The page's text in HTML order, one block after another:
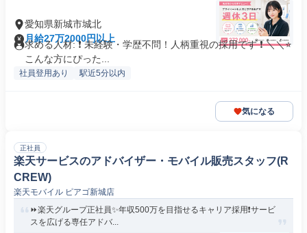
愛知県新城市城北
月給27万2000円以上
求める人材: ❗ 未経験・学歴不問！人柄重視の採用です ❗ ＼＼⭐
こんな方にぴった...
社員登用あり 駅近5分以内
気になる
正社員
楽天サービスのアドバイザー・モバイル販売スタッフ(R
CREW)
楽天モバイル ピアゴ新城店
⏩️楽天グループ正社員✨️年収500万を目指せるキャリア採用❗️サービ
スを広げる専任アドバ...